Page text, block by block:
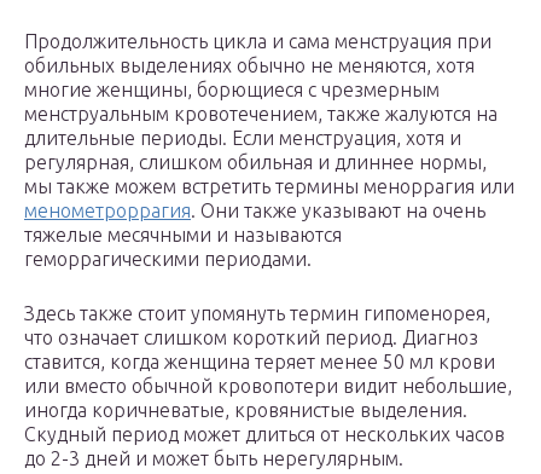
Продолжительность цикла и сама менструация при
обильных выделениях обычно не меняются, хотя
многие женщины, борющиеся с чрезмерным
менструальным кровотечением, также жалуются на
длительные периоды. Если менструация, хотя и
регулярная, слишком обильная и длиннее нормы,
мы также можем встретить термины меноррагия или
менометроррагия. Они также указывают на очень
тяжелые месячными и называются
геморрагическими периодами.
Здесь также стоит упомянуть термин гипоменорея,
что означает слишком короткий период. Диагноз
ставится, когда женщина теряет менее 50 мл крови
или вместо обычной кровопотери видит небольшие,
иногда коричневатые, кровянистые выделения.
Скудный период может длиться от нескольких часов
до 2-3 дней и может быть нерегулярным.